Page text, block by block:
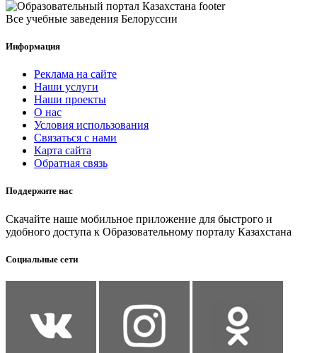
Все учебные заведения Белоруссии
Информация
Реклама на сайте
Наши услуги
Наши проекты
О нас
Условия использования
Связаться с нами
Карта сайта
Обратная связь
Поддержите нас
Скачайте наше мобильное приложение для быстрого и
удобного доступа к Образовательному порталу Казахстана
Социальные сети